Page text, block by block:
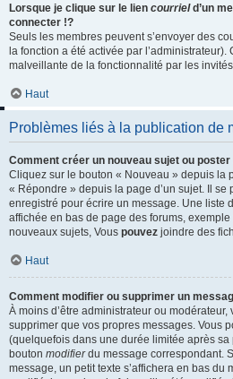
Lorsque je clique sur le lien courrield’un
connecter !?
Seuls les membres peuvent s’envoyer des
la fonction a été activée par l’administrateur).
malveillante de la fonctionnalité par les invités.
Haut
Problèmes liés à la publication de
Comment créer un nouveau sujet ou poster
Cliquez sur le bouton « Nouveau » depuis la
« Répondre » depuis la page d’un sujet. Il se
enregistré pour écrire un message. Une liste
affichée en bas de page des forums, exemple
nouveaux sujets, Vous pouvez joindre des
Haut
Comment modifier ou supprimer un
À moins d’être administrateur ou
supprimer que vos propres messages. Vous
(quelquefois dans une durée limitée après
bouton modifierdu message correspondant.
message, un petit texte s’affichera en bas du